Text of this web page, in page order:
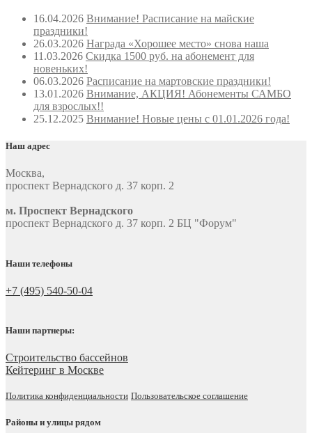
16.04.2026 Внимание! Расписание на майские
праздники!
26.03.2026 Награда «Хорошее место» снова наша
11.03.2026 Скидка 1500 руб. на абонемент для
новеньких!
06.03.2026 Расписание на мартовские праздники!
13.01.2026 Внимание, АКЦИЯ! Абонементы САМБО
для взрослых!!
25.12.2025 Внимание! Новые цены с 01.01.2026 года!
Наш адрес
Москва,
проспект Вернадского д. 37 корп. 2
м. Проспект Вернадского
проспект Вернадского д. 37 корп. 2 БЦ "Форум"
Наши телефоны
+7 (495) 540-50-04
Наши партнеры:
Строительство бассейнов
Кейтеринг в Москве
Политика конфиденциальности Пользовательское соглашение
Районы и улицы рядом